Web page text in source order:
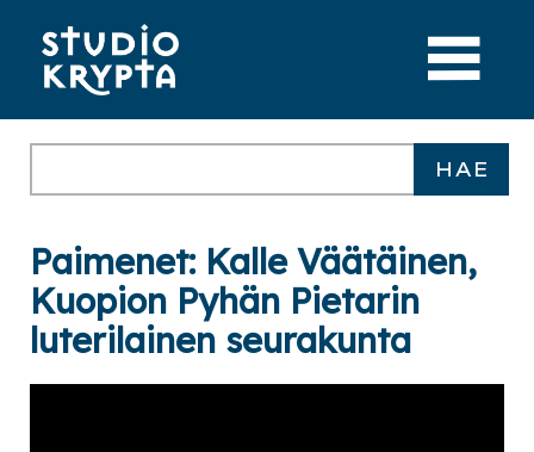
Paimenet: Kalle Väätäinen,
Kuopion Pyhän Pietarin
luterilainen seurakunta